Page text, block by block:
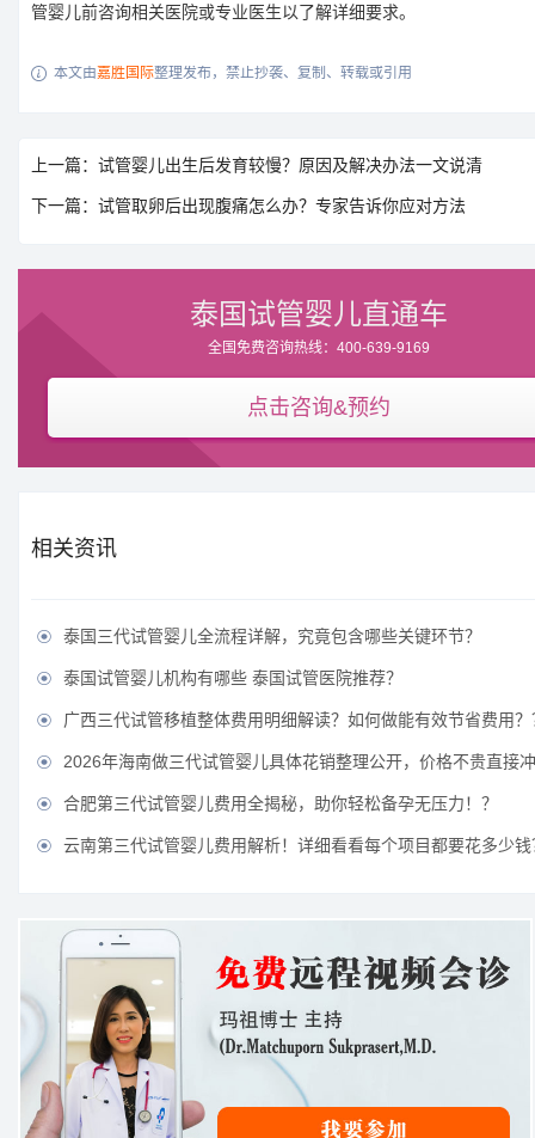
管婴儿前咨询相关医院或专业医生以了解详细要求。
 本文由嘉胜国际整理发布，禁止抄袭、复制、转载或引用
上一篇：试管婴儿出生后发育较慢？原因及解决办法一文说清
下一篇：试管取卵后出现腹痛怎么办？专家告诉你应对方法
泰国试管婴儿直通车
全国免费咨询热线：400-639-9169
点击咨询&预约
相关资讯
 泰国三代试管婴儿全流程详解，究竟包含哪些关键环节？
 泰国试管婴儿机构有哪些 泰国试管医院推荐？
 广西三代试管移植整体费用明细解读？如何做能有效节省费用？
 2026年海南做三代试管婴儿具体花销整理公开，价格不贵直接
 合肥第三代试管婴儿费用全揭秘，助你轻松备孕无压力！？
 云南第三代试管婴儿费用解析！详细看看每个项目都要花多少钱